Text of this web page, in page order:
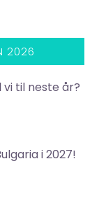
2026
vi til neste år?
i 2027!